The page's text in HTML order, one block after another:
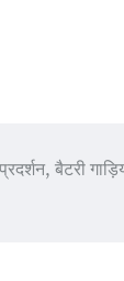
बैटरी